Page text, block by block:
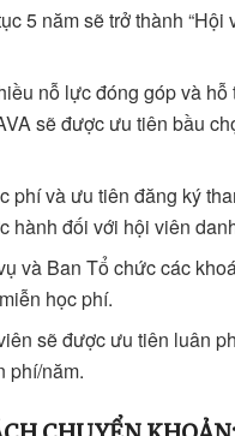
5 năm sẽ trở thành “Hội
nỗ lực đóng góp và hỗ
sẽ được ưu tiên bầu
phí và ưu tiên đăng ký
hành đối với hội viên
và Ban Tổ chức các
học phí.
sẽ được ưu tiên luân
phí/năm.